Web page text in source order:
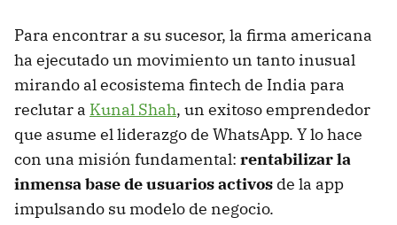
Para encontrar a su sucesor, la firma americana
ha ejecutado un movimiento un tanto inusual
mirando al ecosistema fintech de India para
reclutar a Kunal Shah, un exitoso emprendedor
que asume el liderazgo de WhatsApp. Y lo hace
con una misión fundamental: rentabilizar la
inmensa base de usuarios activos de la app
impulsando su modelo de negocio.